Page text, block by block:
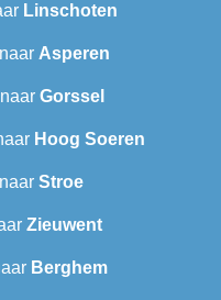
Linschoten
naar Asperen
naar Gorssel
Hoog Soeren
naar Stroe
Zieuwent
Berghem